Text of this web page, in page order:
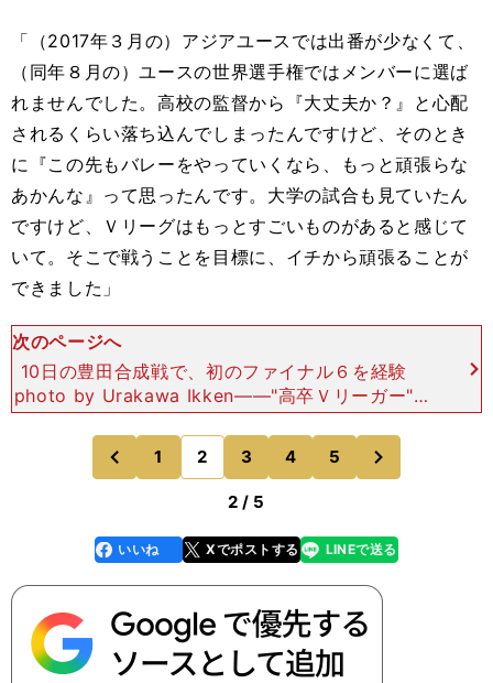
「（2017年３月の）アジアユースでは出番が少なくて、
（同年８月の）ユースの世界選手権ではメンバーに選ば
れませんでした。高校の監督から『大丈夫か？』と心配
されるくらい落ち込んでしまったんですけど、そのとき
に『この先もバレーをやっていくなら、もっと頑張らな
あかんな』って思ったんです。大学の試合も見ていたん
ですけど、Ｖリーグはもっとすごいものがあると感じて
いて。そこで戦うことを目標に、イチから頑張ることが
できました」
次のページへ
10日の豊田合成戦で、初のファイナル６を経験
photo by Urakawa Ikken――"高卒Ｖリーガー"の
大先輩である越川優選手も、代表のアンダーカテゴ
リーでスタメンを奪えず、「少しでも早
前
のページへ
1 2 3 4 5
のページへ
2 / 5
faceboo
k
いいね Xでポストする
line LINEで送る